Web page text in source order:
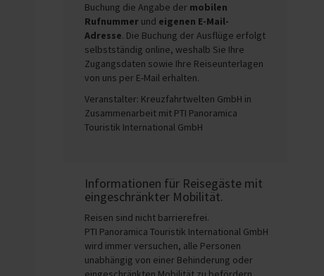
Buchung die Angabe der mobilen
Rufnummerund eigenen E-Mail-
Adresse. Die Buchung der Ausflüge erfolgt
selbstständig online, weshalb Sie Ihre
Zugangsdaten sowie Ihre Reiseunterlagen
von uns per E-Mail erhalten.
Veranstalter: Kreuzfahrtwelten GmbH in
Zusammenarbeit mit PTI Panoramica
Touristik International GmbH
Informationen für Reisegäste mit
eingeschränkter Mobilität.
Reisen sind nicht barrierefrei.
PTI Panoramica Touristik International GmbH
wird immer versuchen, alle Personen
unabhängig von einer Behinderung oder